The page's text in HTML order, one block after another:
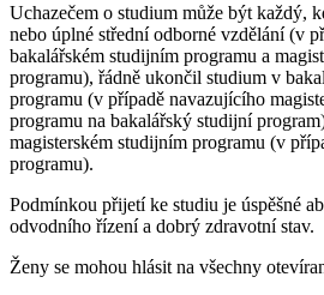
Uchazečem o studium může být každý,
nebo úplné střední odborné vzdělání (v
bakalářském studijním programu a
programu), řádně ukončil studium v
programu (v případě navazujícího
programu na bakalářský studijní
magisterském studijním programu (v
programu).
Podmínkou přijetí ke studiu je úspěšné
odvodního řízení a dobrý zdravotní stav.
Ženy se mohou hlásit na všechny